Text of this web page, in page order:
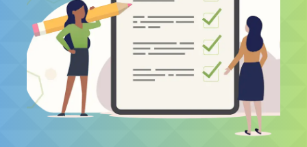
Für
Fachpersonal
Fragen
Das Richtige für Sie?
DE